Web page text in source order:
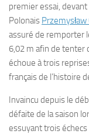
premier essai, devant
Polonais
assuré de remporter
6,02 m afin de tenter
échoue à trois
français de l’histoire
Invaincu depuis le
défaite de la saison
essuyant trois échecs